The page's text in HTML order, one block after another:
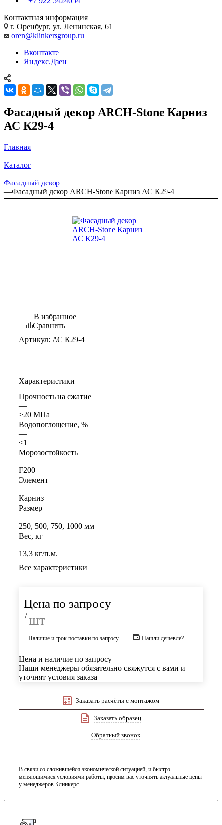
Контактная информация
г. Оренбург, ул. Ленинская, 61
oren@klinkersgroup.ru
Вконтакте
Яндекс.Дзен
Фасадный декор ARCH-Stone Карниз
АС К29-4
Главная
—
Каталог
—
Фасадный декор
—Фасадный декор ARCH-Stone Карниз АС К29-4
В избранное
Сравнить
Артикул: АС К29-4
Характеристики
Прочность на сжатие
—
>20 МПа
Водопоглощение, %
—
<1
Морозостойкость
—
F200
Элемент
—
Карниз
Размер
—
250, 500, 750, 1000 мм
Вес, кг
—
13,3 кг/п.м.
Все характеристики
Цена по запросу
/ шт
Наличие и срок поставки по запросу Нашли дешевле?
Цена и наличие по запросу
Наши менеджеры обязательно свяжутся с вами и
уточнят условия заказа
Заказать расчёты с монтажом
Заказать образец
Обратный звонок
В связи со сложившейся экономической ситуацией, и быстро
меняющимися условиями работы, просим вас уточнять актуальные цены
у менеджеров Клинкерс